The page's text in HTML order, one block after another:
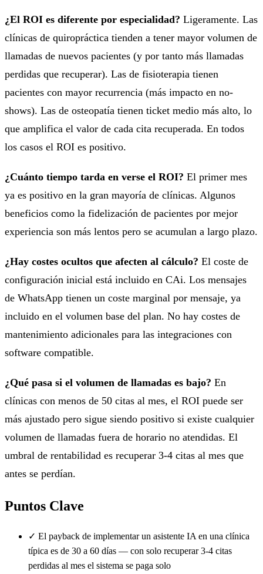
¿El ROI es diferente por especialidad? Ligeramente. Las
clínicas de quiropráctica tienden a tener mayor volumen de
llamadas de nuevos pacientes (y por tanto más llamadas
perdidas que recuperar). Las de fisioterapia tienen
pacientes con mayor recurrencia (más impacto en no-
shows). Las de osteopatía tienen ticket medio más alto, lo
que amplifica el valor de cada cita recuperada. En todos
los casos el ROI es positivo.
¿Cuánto tiempo tarda en verse el ROI? El primer mes
ya es positivo en la gran mayoría de clínicas. Algunos
beneficios como la fidelización de pacientes por mejor
experiencia son más lentos pero se acumulan a largo plazo.
¿Hay costes ocultos que afecten al cálculo? El coste de
configuración inicial está incluido en CAi. Los mensajes
de WhatsApp tienen un coste marginal por mensaje, ya
incluido en el volumen base del plan. No hay costes de
mantenimiento adicionales para las integraciones con
software compatible.
¿Qué pasa si el volumen de llamadas es bajo? En
clínicas con menos de 50 citas al mes, el ROI puede ser
más ajustado pero sigue siendo positivo si existe cualquier
volumen de llamadas fuera de horario no atendidas. El
umbral de rentabilidad es recuperar 3-4 citas al mes que
antes se perdían.
Puntos Clave
✓ El payback de implementar un asistente IA en una clínica
típica es de 30 a 60 días — con solo recuperar 3-4 citas
perdidas al mes el sistema se paga solo